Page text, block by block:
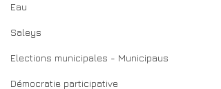
Eau
Saleys
Elections municipales - Municipaus
Démocratie participative